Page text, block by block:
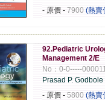
- 原價 - 7900 (熱賣
92.Pediatric
Management 2/E
No：0-0-----
Prasad P. Godbole
- 原價 - 5800 (熱賣